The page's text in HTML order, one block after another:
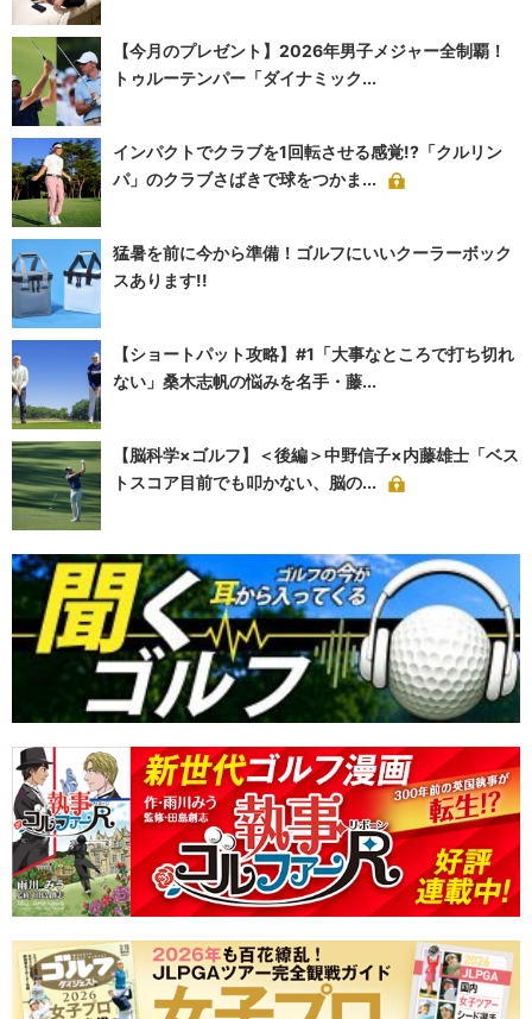
【今月のプレゼント】2026年男子メジャー全制覇！
トゥルーテンパー「ダイナミック...
インパクトでクラブを1回転させる感覚!?「クルリン
パ」のクラブさばきで球をつかま...
猛暑を前に今から準備！ゴルフにいいクーラーボック
スあります!!
【ショートパット攻略】#1「大事なところで打ち切れ
ない」桑木志帆の悩みを名手・藤...
【脳科学×ゴルフ】＜後編＞中野信子×内藤雄士「ベス
トスコア目前でも叩かない、脳の...